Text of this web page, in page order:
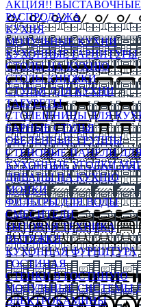
АКЦИЯ!! ВЫСТАВОЧНЫЕ
РАСПРОДАЖА
КУХНЯ
МОДУЛЬНЫЕ КУХНИ
КУХОННЫЕ ГАРНИТУРЫ
СТОЛЫ НА КУХНЮ
СТОЛЫ КНИЖКИ
СТУЛЬЯ ДЛЯ КУХНИ
ТАБУРЕТЫ
СТОЛЕШНИЦЫ ДЛЯ
БАРНЫЕ СТУЛЬЯ
ОБЕДЕННЫЕ ГРУППЫ
СТЕНОВЫЕ ПАНЕЛИ
КУХОННЫЕ УГОЛКИ
ДИВАНЫ НА КУХНЮ
МОЙКИ
ФИЛЬТРЫ ДЛЯ ВОДЫ
СМЕСИТЕЛИ
БЫТОВАЯ ТЕХНИКА
ВЫТЯЖКИ
КУХОННАЯ ФУРНИТУРА
ГОСТИНАЯ
СТЕНКИ В ГОСТИНУЮ
МОДУЛЬНЫЕ СИСТЕМЫ
ЭЛЕКТРОКАМИНЫ